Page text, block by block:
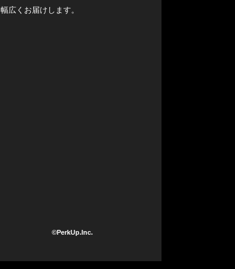
幅広くお届けします。
©PerkUp.Inc.